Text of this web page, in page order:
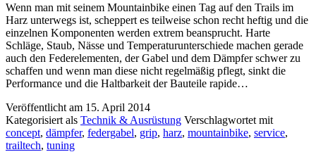
Wenn man mit seinem Mountainbike einen Tag auf den Trails im
Harz unterwegs ist, scheppert es teilweise schon recht heftig und die
einzelnen Komponenten werden extrem beansprucht. Harte
Schläge, Staub, Nässe und Temperaturunterschiede machen gerade
auch den Federelementen, der Gabel und dem Dämpfer schwer zu
schaffen und wenn man diese nicht regelmäßig pflegt, sinkt die
Performance und die Haltbarkeit der Bauteile rapide…
Veröffentlicht am 15. April 2014
Kategorisiert als Technik & Ausrüstung Verschlagwortet mit
concept, dämpfer, federgabel, grip, harz, mountainbike, service,
trailtech, tuning